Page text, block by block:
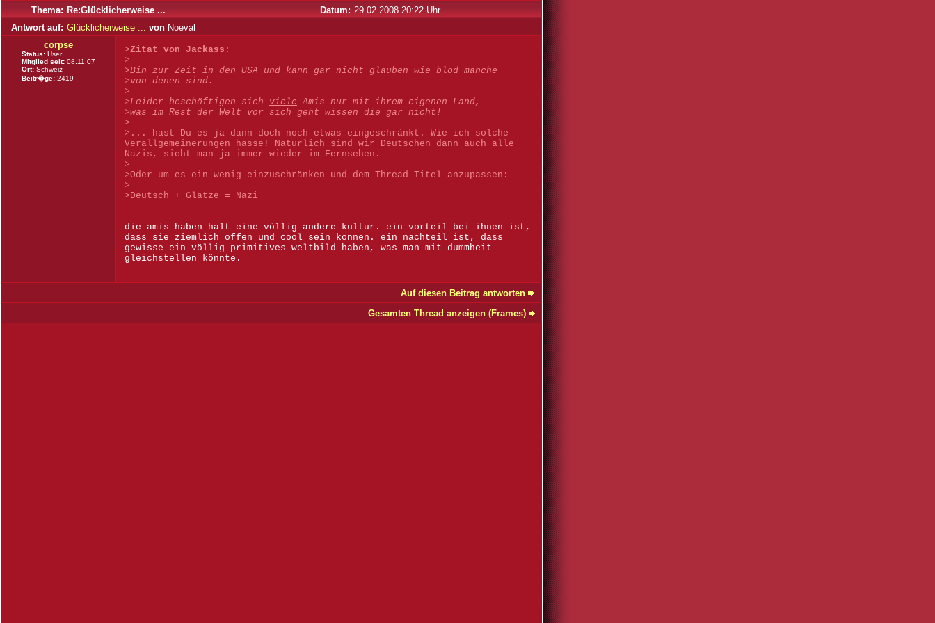
Thema: Re:Glücklicherweise ... Datum: 29.02.2008 20:22 Uhr
Antwort auf: Glücklicherweise ... von Noeval
corpse
Status: User
Mitglied seit: 08.11.07
Ort: Schweiz
Beitr�ge: 2419
>Zitat von Jackass :
>
>Bin zur Zeit in den USA und kann gar nicht glauben wie blöd manche
>von denen sind.
>
>Leider beschöftigen sich viele Amis nur mit ihrem eigenen Land,
>was im Rest der Welt vor sich geht wissen die gar nicht!
>
>... hast Du es ja dann doch noch etwas eingeschränkt. Wie ich solche
Verallgemeinerungen hasse! Natürlich sind wir Deutschen dann auch alle
Nazis, sieht man ja immer wieder im Fernsehen.
>
>Oder um es ein wenig einzuschränken und dem Thread-Titel anzupassen:
>
>Deutsch + Glatze = Nazi
die amis haben halt eine völlig andere kultur. ein vorteil bei ihnen ist,
dass sie ziemlich offen und cool sein können. ein nachteil ist, dass
gewisse ein völlig primitives weltbild haben, was man mit dummheit
gleichstellen könnte.
Auf diesen Beitrag antworten
Gesamten Thread anzeigen (Frames)